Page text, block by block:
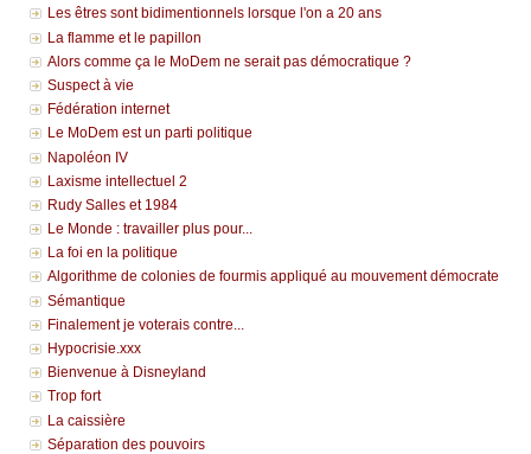
Les êtres sont bidimentionnels lorsque l'on a 20 ans
La flamme et le papillon
Alors comme ça le MoDem ne serait pas démocratique ?
Suspect à vie
Fédération internet
Le MoDem est un parti politique
Napoléon IV
Laxisme intellectuel 2
Rudy Salles et 1984
Le Monde : travailler plus pour...
La foi en la politique
Algorithme de colonies de fourmis appliqué au mouvement démocrate
Sémantique
Finalement je voterais contre...
Hypocrisie.xxx
Bienvenue à Disneyland
Trop fort
La caissière
Séparation des pouvoirs